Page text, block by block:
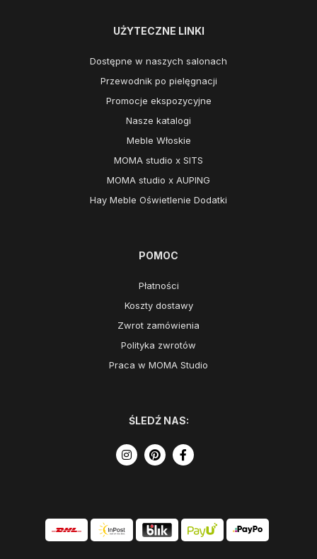
UŻYTECZNE LINKI
Dostępne w naszych salonach
Przewodnik po pielęgnacji
Promocje ekspozycyjne
Nasze katalogi
Meble Włoskie
MOMA studio x SITS
MOMA studio x AUPING
Hay Meble Oświetlenie Dodatki
POMOC
Płatności
Koszty dostawy
Zwrot zamówienia
Polityka zwrotów
Praca w MOMA Studio
ŚLEDŹ NAS: